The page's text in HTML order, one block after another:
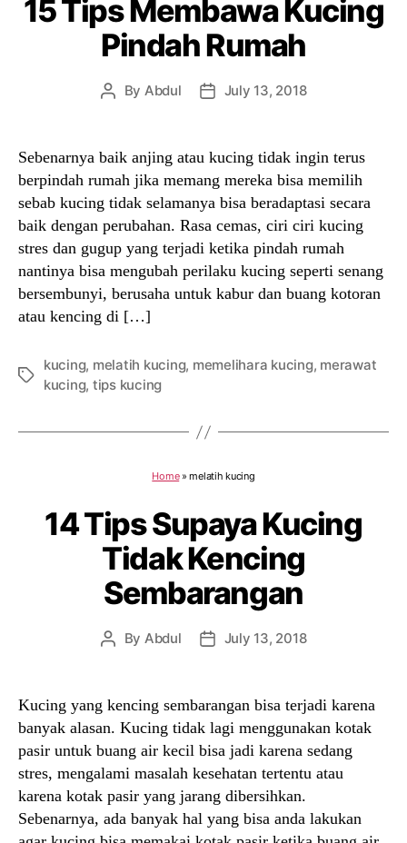
15 Tips Membawa Kucing
Pindah Rumah
Post
By Abdul
PostJuly 13, 2018
Sebenarnya baik anjing atau kucing tidak ingin terus
berpindah rumah jika memang mereka bisa memilih
sebab kucing tidak selamanya bisa beradaptasi secara
baik dengan perubahan. Rasa cemas, ciri ciri kucing
stres dan gugup yang terjadi ketika pindah rumah
nantinya bisa mengubah perilaku kucing seperti senang
bersembunyi, berusaha untuk kabur dan buang kotoran
atau kencing di […]
Tags
kucing, melatih kucing, memelihara kucing, merawat
kucing, tips kucing
Home»melatih kucing
14 Tips Supaya Kucing
Tidak Kencing
Sembarangan
Post
By Abdul
PostJuly 13, 2018
Kucing yang kencing sembarangan bisa terjadi karena
banyak alasan. Kucing tidak lagi menggunakan kotak
pasir untuk buang air kecil bisa jadi karena sedang
stres, mengalami masalah kesehatan tertentu atau
karena kotak pasir yang jarang dibersihkan.
Sebenarnya, ada banyak hal yang bisa anda lakukan